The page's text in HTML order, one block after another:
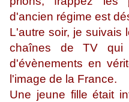
d'ancien régime est
L'autre soir, je suivais
chaînes de TV qui
d'évènements en
l'image de la France.
Une jeune fille était